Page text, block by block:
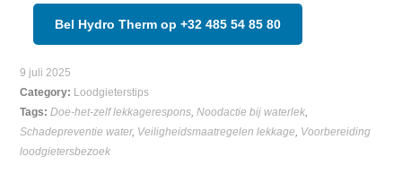
Bel Hydro Therm op +32 485 54 85 80
9 juli 2025
Category: Loodgieterstips
Tags:Doe-het-zelf lekkagerespons,Noodactie bij waterlek,
Schadepreventie water, Veiligheidsmaatregelen lekkage, Voorbereiding
loodgietersbezoek